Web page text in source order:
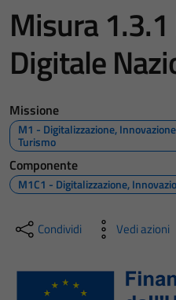
Misura
Digitale
Missione
M1 - Digitalizzazione,
Turismo
Componente
M1C1 - Digitalizzazione,
Condividi Vedi azioni